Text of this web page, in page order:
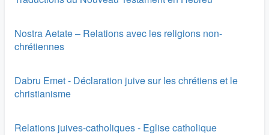
Nostra Aetate – Relations avec les religions non-
chrétiennes
Dabru Emet - Déclaration juive sur les chrétiens et le
christianisme
Relations juives-catholiques - Eglise catholique